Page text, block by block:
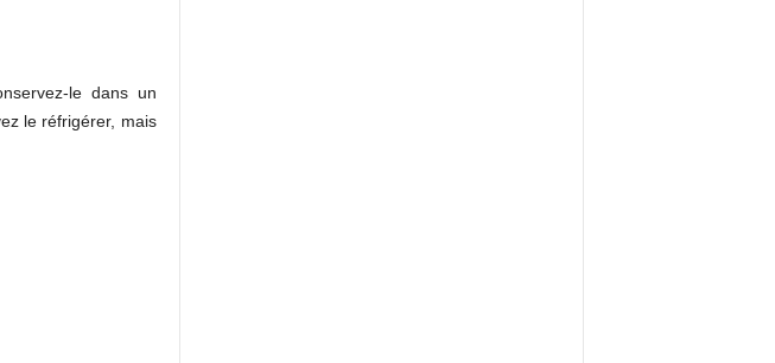
le dans un
le réfrigérer, mais